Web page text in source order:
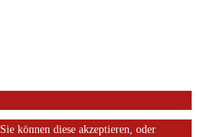
Sie können diese akzeptieren, oder